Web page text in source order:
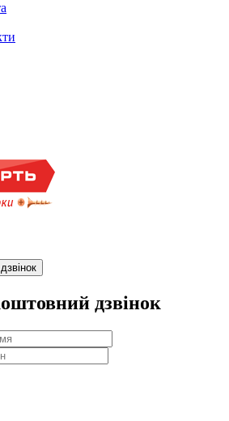
дзвінок